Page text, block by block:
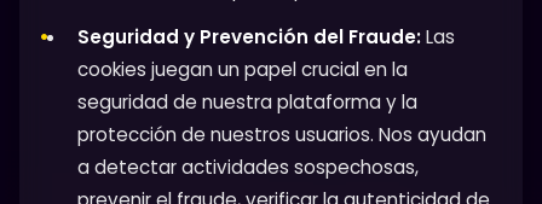
Seguridad y Prevención del Fraude:Las
cookies juegan un papel crucial en la
seguridad de nuestra plataforma y la
protección de nuestros usuarios. Nos ayudan
a detectar actividades sospechosas,